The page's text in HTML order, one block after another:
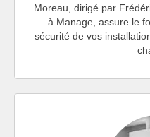
Moreau, dirigé par
à Manage, assure le
sécurité de vos